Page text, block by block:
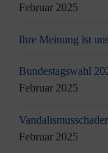
Februar 2025
Ihre Meinung ist
Bundestagswahl
Februar 2025
Februar 2025